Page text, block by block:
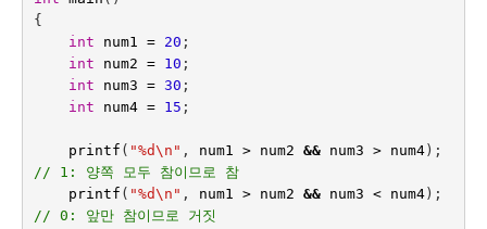
{
int
num1 = 20 ;
int
num2 = 10 ;
int
num3 = 30 ;
int
num4 = 15 ;
printf ( "%d\n " , num1 > num2 && num3 > num4
// 1: 양쪽 모두 참이므로 참
printf ( "%d\n " , num1 > num2 && num3 < num4);
// 0: 앞만 참이므로 거짓